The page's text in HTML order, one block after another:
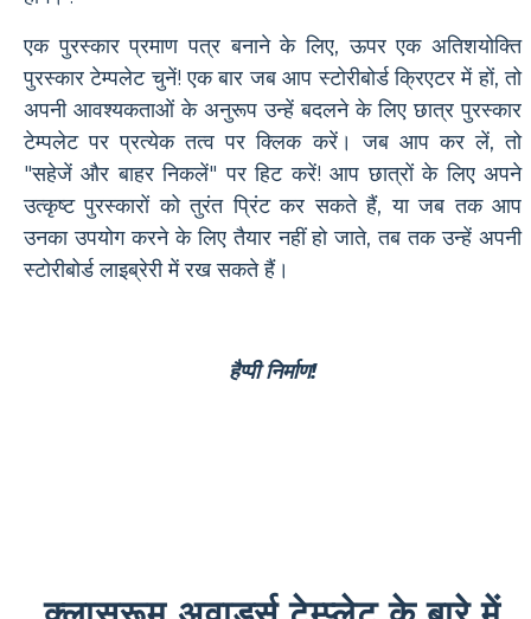
एक पुरस्कार प्रमाण पत्र बनाने के लिए, ऊपर एक अतिशयोक्ति
पुरस्कार टेम्पलेट चुनें! एक बार जब आप स्टोरीबोर्ड क्रिएटर में हों, तो
अपनी आवश्यकताओं के अनुरूप उन्हें बदलने के लिए छात्र पुरस्कार
टेम्पलेट पर प्रत्येक तत्व पर क्लिक करें। जब आप कर लें, तो
"सहेजें और बाहर निकलें" पर हिट करें! आप छात्रों के लिए अपने
उत्कृष्ट पुरस्कारों को तुरंत प्रिंट कर सकते हैं, या जब तक आप
उनका उपयोग करने के लिए तैयार नहीं हो जाते, तब तक उन्हें अपनी
स्टोरीबोर्ड लाइब्रेरी में रख सकते हैं।
हैप्पी निर्माण!